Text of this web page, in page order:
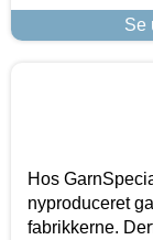
Se
Hos
nyproduceret
fabrikkerne.